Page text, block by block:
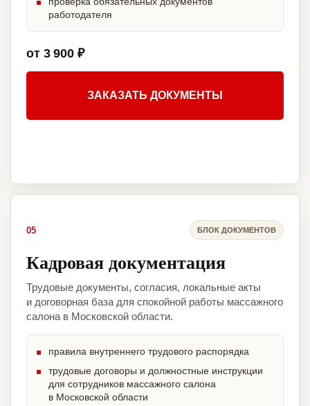
работодателя
от 3 900 ₽
ЗАКАЗАТЬ ДОКУМЕНТЫ
05 БЛОК ДОКУМЕНТОВ
Кадровая документация
Трудовые документы, согласия, локальные акты
и договорная база для спокойной работы массажного
салона в Московской области.
правила внутреннего трудового распорядка
трудовые договоры и должностные инструкции
для сотрудников массажного салона
в Московской области